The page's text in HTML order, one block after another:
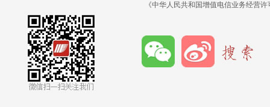
《中华人民共和国增值电信业务经营